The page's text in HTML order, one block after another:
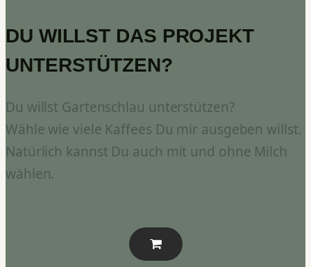
DU WILLST DAS PROJEKT
UNTERSTÜTZEN?
Du willst Gartenschlau unterstützen?
Wähle wie viele Kaffees Du mir ausgeben willst.
Natürlich kannst Du auch mit und ohne Milch
wählen.